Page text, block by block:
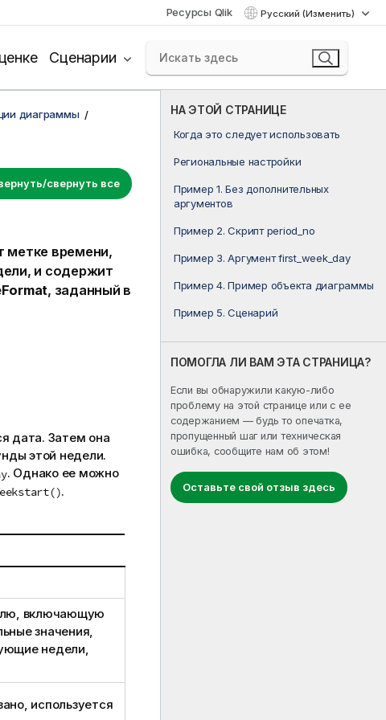
Ресурсы Qlik Русский (Изменить)
Сценарии
НА ЭТОЙ СТРАНИЦЕ
Когда это следует использовать
Региональные настройки
Пример 1. Без дополнительных
аргументов
Пример 2. Скрипт period_no
Пример 3. Аргумент first_week_day
Пример 4. Пример объекта диаграммы
Пример 5. Сценарий
ПОМОГЛА ЛИ ВАМ ЭТА СТРАНИЦА?
Если вы обнаружили какую-либо
проблему на этой странице или с ее
содержанием — будь то опечатка,
пропущенный шаг или техническая
ошибка, сообщите нам об этом!
Оставьте свой отзыв здесь
диаграммы
свернуть все
метке времени,
и содержит
, заданный в
дата. Затем она
этой недели.
. Однако ее можно
.
включающую
значения,
недели,
используется